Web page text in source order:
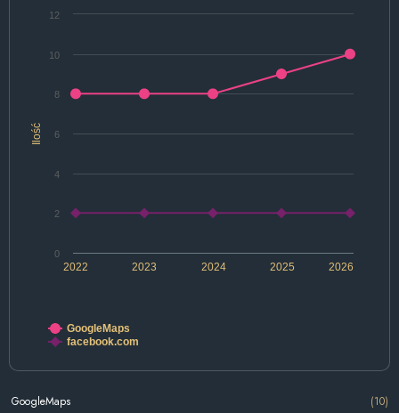
Ilość
2022 2024 2026
2023 2025
0
2
4
6
8
10
12
GoogleMaps
facebook.com
GoogleMaps
(10)